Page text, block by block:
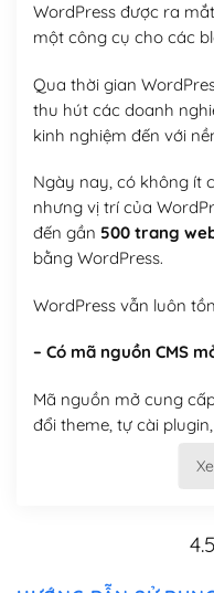
WordPress được ra
một công cụ cho các
Qua thời gian
thu hút các doanh
kinh nghiệm đến với
Ngày nay, có không ít
nhưng vị trí của
đến gần 500 trang
bằng WordPress.
WordPress vẫn luôn
– Có mã nguồn CMS
Mã nguồn mở cung
đổi theme, tự cài